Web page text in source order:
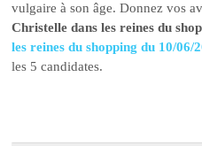
vulgaire à son âge. Donnez vos
Christelle dans les reines du
les reines du shopping du 10/06/
les 5 candidates.